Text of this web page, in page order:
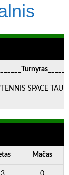
SPACE
Mačas